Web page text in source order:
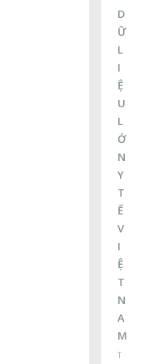
D
Ữ
L
I
Ệ
U
L
Ớ
N
Y
T
Ế
V
I
Ệ
T
N
A
M
T